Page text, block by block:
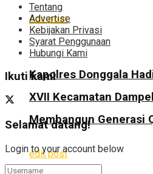
edit post
Kapolres Donggala
XVII Kecamatan
Membangun Generasi
edit post
Tentang
Advertise
Kebijakan Privasi
Syarat Penggunaan
Hubungi Kami
Ikuti kami
Selamat datang!
Login to your account below